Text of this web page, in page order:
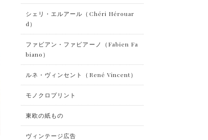
シェリ・エルアール（Chéri Hérouar
d）
ファビアン・ファビアーノ（Fabien Fa
biano）
ルネ・ヴィンセント（René Vincent）
モノクロプリント
東欧の紙もの
ヴィンテージ広告